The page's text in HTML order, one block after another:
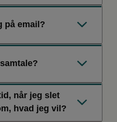
velkomne til vejledning.
på email?
Du kan forvente svar inden
på zoom. Primært til
Du skal
når jeg slet
hvad jeg vil?